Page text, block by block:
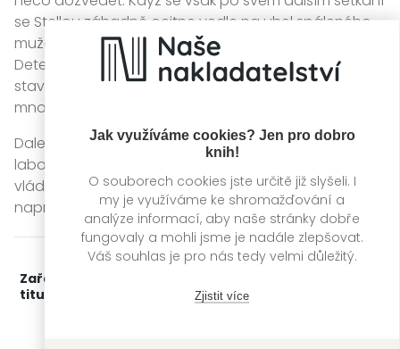
Jak využíváme cookies? Jen pro dobro
knih!
O souborech cookies jste určitě již slyšeli. I
my je využíváme ke shromažďování a
analýze informací, aby naše stránky dobře
fungovaly a mohli jsme je nadále zlepšovat.
Váš souhlas je pro nás tedy velmi důležitý.
Zjistit více
se Stellou záhadně ocitne vedle na uhel spáleného
muže, dostane se do hledáčku Faustina Briera.
Detektiva, který případ vyšetřuje a jenž oběti v tomto
stavu nachází osmého srpna rok co rok už po
mnoho let...
Daleko odsud mezitím vyrůstá ve výzkumné
laboratoři další chlapec ve stejném věku, který
vládne schopností tak děsivou, že ho kdosi drží v
naprosté izolaci.
Zařažení
titulu: